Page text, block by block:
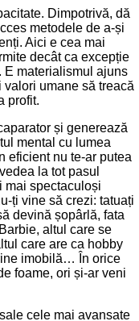
Dimpotrivă, dă
metodele de a-și
Aici e cea mai
decât ca excepție
E materialismul ajuns
valori umane să treacă
profit.
și generează
mental cu lumea
eficient nu te-ar putea
la tot pasul
mai spectaculoși
ți vine să crezi: tatuați
devină șopârlă, fata
altul care se
care are ca hobby
imobilă… În orice
foame, ori și-ar veni
cele mai avansate